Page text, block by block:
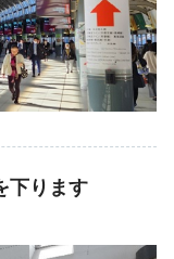
下ります